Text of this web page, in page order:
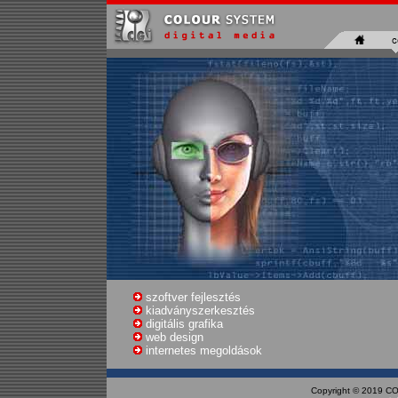
szoftver fejlesztés
kiadványszerkesztés
digitális grafika
web design
internetes megoldások
Copyright © 2019